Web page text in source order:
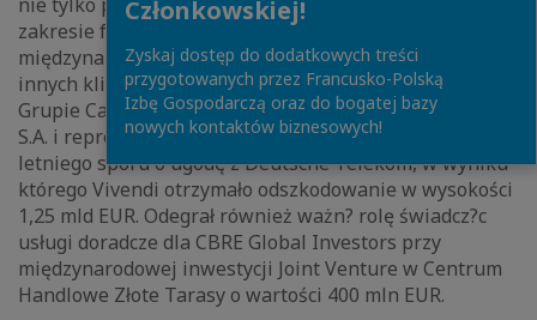
nie tylko polskiego, ale i europejskiego eksperta w
zakresie fuzji i przejęć. Reprezentował firmy
międzynarodowe, fundusze inwestycyjne, banki i
innych klientów instytucjonalnych. Doradzał m.in.
Grupie Canal+ podczas wartej 1,5 mld euro fuzji z TVN
S.A. i reprezentował koncern Vivendi podczas ponad 11-
letniego sporu o ugodę z Deutsche Telekom, w wyniku
którego Vivendi otrzymało odszkodowanie w wysokości
1,25 mld EUR. Odegrał również ważn? rolę świadcz?c
usługi doradcze dla CBRE Global Investors przy
międzynarodowej inwestycji Joint Venture w Centrum
Handlowe Złote Tarasy o wartości 400 mln EUR.
Członkowskiej!
Zyskaj dostęp do dodatkowych treści
przygotowanych przez Francusko-Polską
Izbę Gospodarczą oraz do bogatej bazy
nowych kontaktów biznesowych!